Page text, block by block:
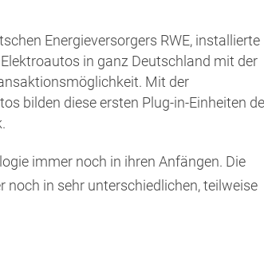
Energieversorgers RWE, installierte
in ganz Deutschland mit der
Mit der
bilden diese ersten Plug-in-Einheiten
immer noch in ihren Anfängen. Die
in sehr unterschiedlichen, teilweise